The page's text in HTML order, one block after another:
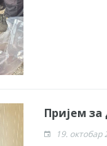
Пријем за
19. октобар